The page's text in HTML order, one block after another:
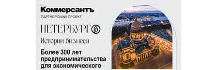
Реклама в «Ъ» www.kommersant.ru/ad